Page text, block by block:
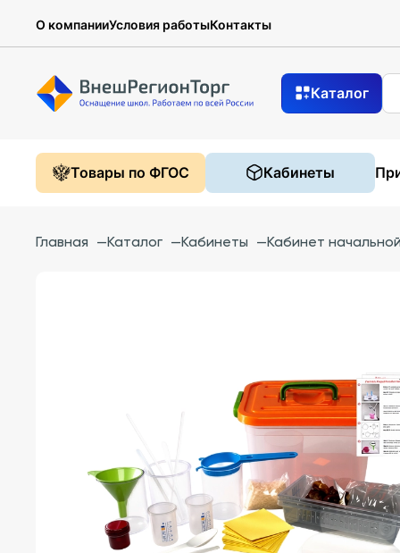
О компанииУсловия работыКонтакты
Каталог
Товары по ФГОС Кабинеты
Главная —Каталог —Кабинеты —Кабинет